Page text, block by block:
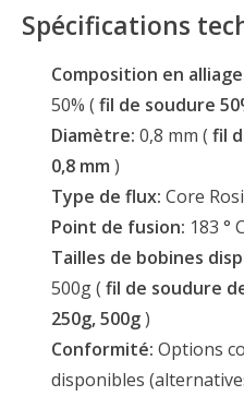
Spécifications
Composition en
50% (fil de soudure
Diamètre:0,8 mm (fil
0,8 mm)
Type de flux:Core
Point de fusion: 183 °
Tailles de bobines
500g (fil de soudure
250g, 500g)
Conformité:Options
disponibles